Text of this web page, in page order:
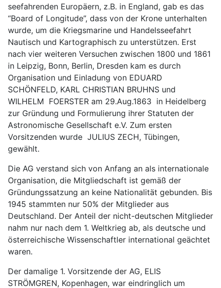
seefahrenden Europäern, z.B. in England, gab es das
“Board of Longitude”, dass von der Krone unterhalten
wurde, um die Kriegsmarine und Handelsseefahrt
Nautisch und Kartographisch zu unterstützen. Erst
nach vier weiteren Versuchen zwischen 1800 und 1861
in Leipzig, Bonn, Berlin, Dresden kam es durch
Organisation und Einladung von EDUARD
SCHÖNFELD, KARL CHRISTIAN BRUHNS und
WILHELM FOERSTER am 29.Aug.1863 in Heidelberg
zur Gründung und Formulierung ihrer Statuten der
Astronomische Gesellschaft e.V. Zum ersten
Vorsitzenden wurde JULIUS ZECH, Tübingen,
gewählt.
Die AG verstand sich von Anfang an als internationale
Organisation, die Mitgliedschaft ist gemäß der
Gründungssatzung an keine Nationalität gebunden. Bis
1945 stammten nur 50% der Mitglieder aus
Deutschland. Der Anteil der nicht-deutschen Mitglieder
nahm nur nach dem 1. Weltkrieg ab, als deutsche und
österreichische Wissenschaftler international geächtet
waren.
Der damalige 1. Vorsitzende der AG, ELIS
STRÖMGREN, Kopenhagen, war eindringlich um